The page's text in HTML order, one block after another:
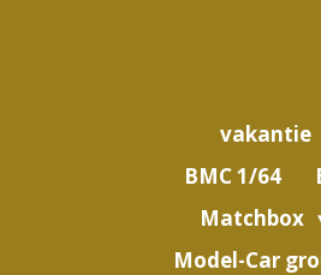
vakantie
BMC 1/64
Matchbox
Model-Car